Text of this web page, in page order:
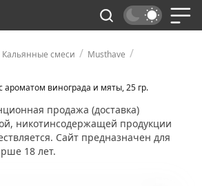
Кальянные смеси / Musthave /
ароматом винограда и мяты, 25 гр.
продажа (доставка)
никотинсодержащей продукции
Сайт предназначен для
18 лет.